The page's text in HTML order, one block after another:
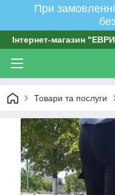
При
Інтернет-магазин
Товари та послуги